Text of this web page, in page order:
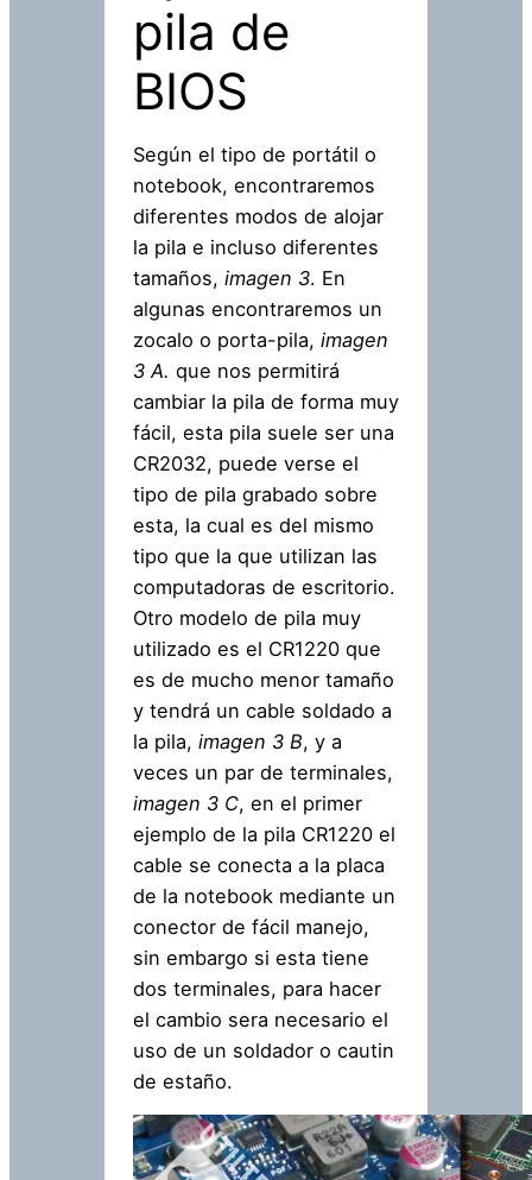
pila de
BIOS
Según el tipo de portátil o
notebook, encontraremos
diferentes modos de alojar
la pila e incluso diferentes
tamaños, imagen 3. En
algunas encontraremos un
zocalo o porta-pila, imagen
3 A. que nos permitirá
cambiar la pila de forma muy
fácil, esta pila suele ser una
CR2032, puede verse el
tipo de pila grabado sobre
esta, la cual es del mismo
tipo que la que utilizan las
computadoras de escritorio.
Otro modelo de pila muy
utilizado es el CR1220 que
es de mucho menor tamaño
y tendrá un cable soldado a
la pila, imagen 3 B, y a
veces un par de terminales,
imagen 3 C, en el primer
ejemplo de la pila CR1220 el
cable se conecta a la placa
de la notebook mediante un
conector de fácil manejo,
sin embargo si esta tiene
dos terminales, para hacer
el cambio sera necesario el
uso de un soldador o cautin
de estaño.